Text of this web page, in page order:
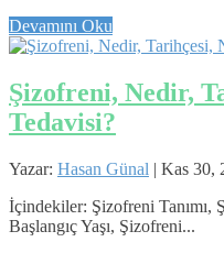
Devamını Oku
Şizofreni, Nedir,
Tedavisi?
Yazar: Hasan Günal | Kas 30,
İçindekiler: Şizofreni Tanımı,
Başlangıç Yaşı, Şizofreni...